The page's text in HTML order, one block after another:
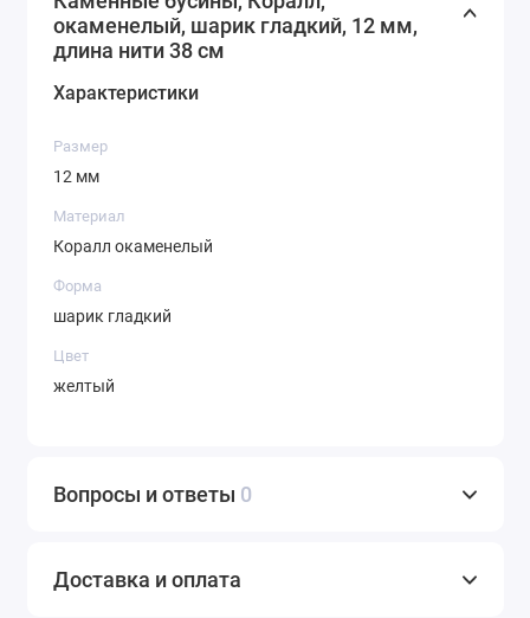
окаменелый, шарик гладкий, 12 мм,
длина нити 38 см
Характеристики
Размер
12 мм
Материал
Коралл окаменелый
Форма
шарик гладкий
Цвет
желтый
Вопросы и ответы 0
Доставка и оплата